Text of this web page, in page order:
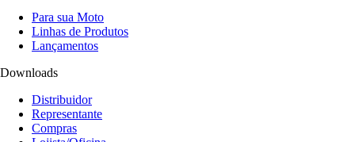
Para sua Moto
Linhas de Produtos
Lançamentos
Downloads
Distribuidor
Representante
Compras